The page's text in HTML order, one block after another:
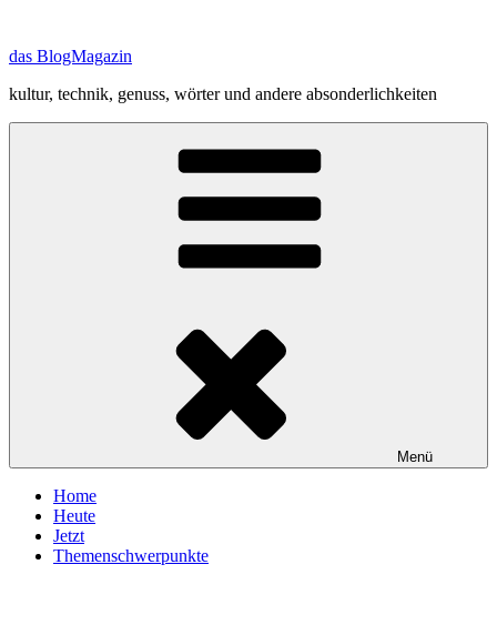
springen
das BlogMagazin
kultur, technik, genuss, wörter und andere absonderlichkeiten
Menü
Home
Heute
Jetzt
Themenschwerpunkte